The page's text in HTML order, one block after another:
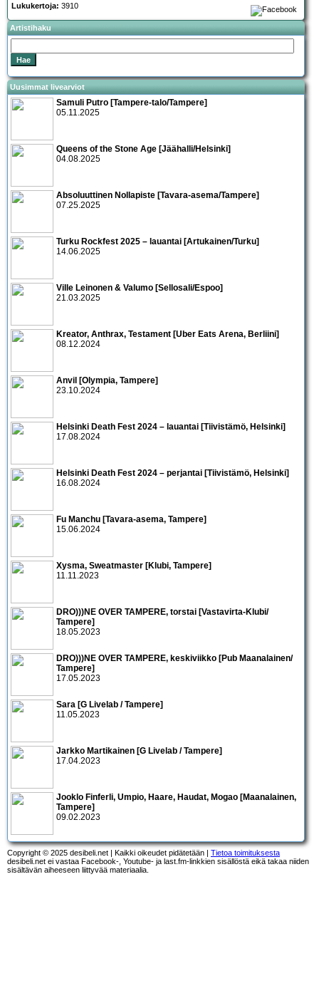
Lukukertoja: 3910
Artistihaku
Uusimmat livearviot
Samuli Putro [Tampere-talo/Tampere]
05.11.2025
Queens of the Stone Age [Jäähalli/Helsinki]
04.08.2025
Absoluuttinen Nollapiste [Tavara-asema/Tampere]
07.25.2025
Turku Rockfest 2025 – lauantai [Artukainen/Turku]
14.06.2025
Ville Leinonen & Valumo [Sellosali/Espoo]
21.03.2025
Kreator, Anthrax, Testament [Uber Eats Arena, Berliini]
08.12.2024
Anvil [Olympia, Tampere]
23.10.2024
Helsinki Death Fest 2024 – lauantai [Tiivistämö, Helsinki]
17.08.2024
Helsinki Death Fest 2024 – perjantai [Tiivistämö, Helsinki]
16.08.2024
Fu Manchu [Tavara-asema, Tampere]
15.06.2024
Xysma, Sweatmaster [Klubi, Tampere]
11.11.2023
DRO)))NE OVER TAMPERE, torstai [Vastavirta-Klubi/
Tampere]
18.05.2023
DRO)))NE OVER TAMPERE, keskiviikko [Pub Maanalainen/
Tampere]
17.05.2023
Sara [G Livelab / Tampere]
11.05.2023
Jarkko Martikainen [G Livelab / Tampere]
17.04.2023
Jooklo Finferli, Umpio, Haare, Haudat, Mogao [Maanalainen,
Tampere]
09.02.2023
Copyright © 2025 desibeli.net | Kaikki oikeudet pidätetään | Tietoa toimituksesta
desibeli.net ei vastaa Facebook-, Youtube- ja last.fm-linkkien sisällöstä eikä takaa niiden
sisältävän aiheeseen liittyvää materiaalia.